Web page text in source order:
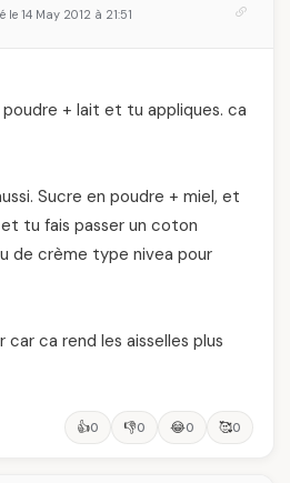
le 14 May 2012 à 21:51
+ lait et tu appliques. ca
Sucre en poudre + miel, et
tu fais passer un coton
de crème type nivea pour
car ca rend les aisselles plus
👍0 👎0 😂0 🥰0